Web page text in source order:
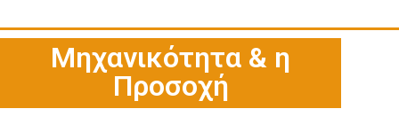
Μηχανικότητα & η
Προσοχή